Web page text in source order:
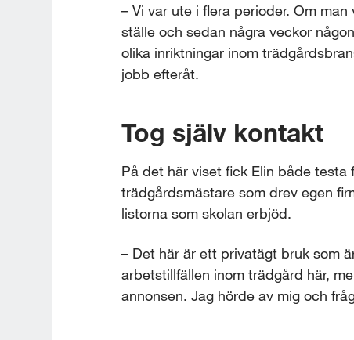
– Vi var ute i flera perioder. Om
ställe och sedan några veckor
olika inriktningar inom
jobb efteråt.
Tog själv kontakt
På det här viset fick Elin både
trädgårdsmästare som drev egen
listorna som skolan erbjöd.
– Det här är ett privatägt bruk som
arbetstillfällen inom trädgård här,
annonsen. Jag hörde av mig och